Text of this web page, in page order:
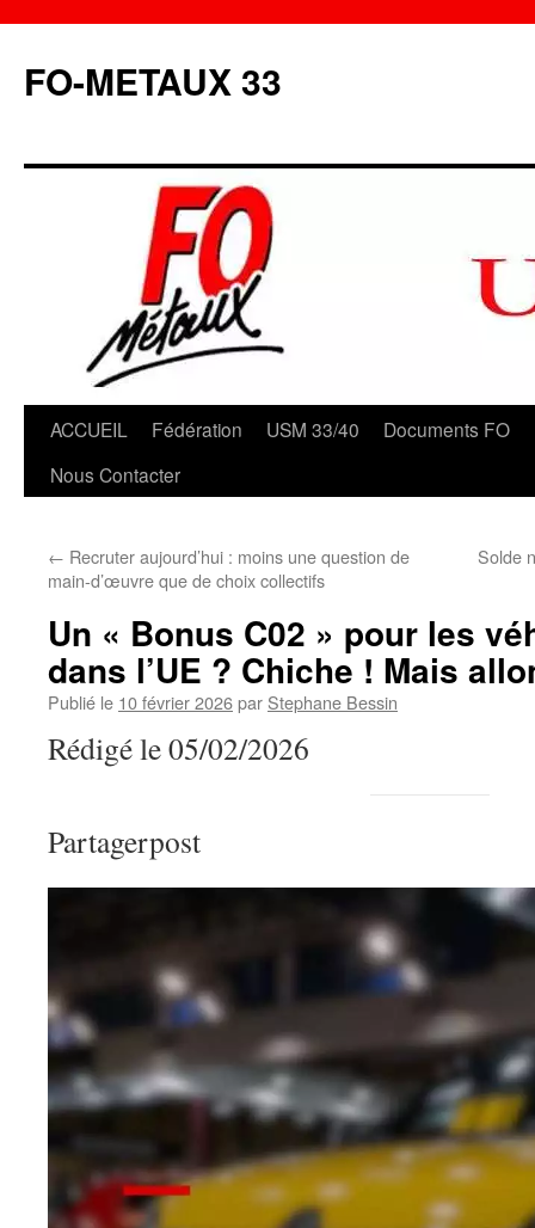
contenu
FO-METAUX 33
ACCUEIL Fédération USM 33/40 Documents FO
Nous Contacter
← Recruter aujourd’hui : moins une question de
main-d’œuvre que de choix collectifs
Solde
Un « Bonus C02 » pour les
dans l’UE ? Chiche ! Mais
Publié le 10 février 2026par Stephane Bessin
Rédigé le 05/02/2026
Partagerpost